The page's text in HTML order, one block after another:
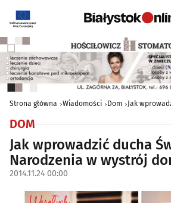
Strona główna Wiadomości Dom Jak
DOM
Jak wprowadzić ducha
Narodzenia w wystrój
2014.11.24 00:00